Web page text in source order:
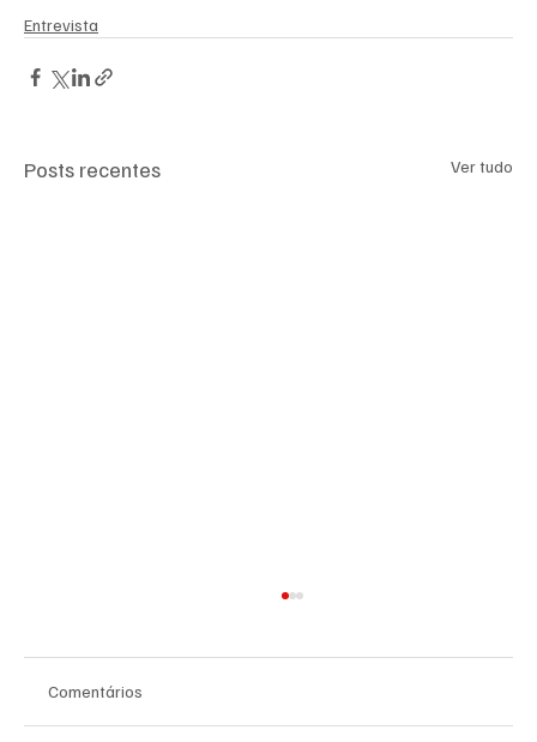
Entrevista
Posts recentes Ver tudo
Enzo Nienkötter
Comentários